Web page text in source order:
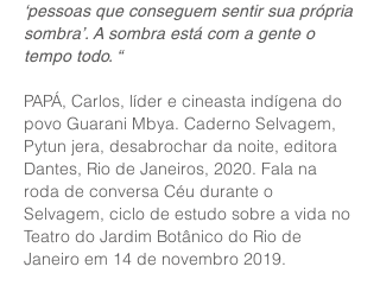
‘pessoas que conseguem sentir sua própria
sombra’. A sombra está com a gente o
tempo todo. “
PAPÁ, Carlos, líder e cineasta indígena do
povo Guarani Mbya. Caderno Selvagem,
Pytun jera, desabrochar da noite, editora
Dantes, Rio de Janeiros, 2020. Fala na
roda de conversa Céu durante o
Selvagem, ciclo de estudo sobre a vida no
Teatro do Jardim Botânico do Rio de
Janeiro em 14 de novembro 2019.